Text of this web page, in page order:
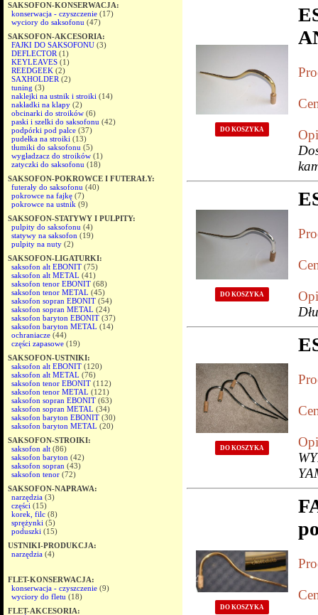
SAKSOFON-KONSERWACJA:
konserwacja - czyszczenie (17)
wyciory do saksofonu (47)
SAKSOFON-AKCESORIA:
FAJKI DO SAKSOFONU (3)
DEFLECTOR (1)
KEYLEAVES (1)
REEDGEEK (2)
SAXHOLDER (2)
tuning (3)
naklejki na ustnik i stroiki (14)
nakładki na klapy (2)
obcinarki do stroików (6)
paski i szelki do saksofonu (42)
podpórki pod palce (37)
pudełka na stroiki (13)
tłumiki do saksofonu (5)
wygładzacz do stroików (1)
zatyczki do saksofonu (18)
SAKSOFON-POKROWCE I FUTERAŁY:
futerały do saksofonu (40)
pokrowce na fajkę (7)
pokrowce na ustnik (9)
SAKSOFON-STATYWY I PULPITY:
pulpity do saksofonu (4)
statywy na saksofon (19)
pulpity na nuty (2)
SAKSOFON-LIGATURKI:
saksofon alt EBONIT (75)
saksofon alt METAL (41)
saksofon tenor EBONIT (68)
saksofon tenor METAL (45)
saksofon sopran EBONIT (54)
saksofon sopran METAL (24)
saksofon baryton EBONIT (37)
saksofon baryton METAL (14)
ochraniacze (44)
części zapasowe (19)
SAKSOFON-USTNIKI:
saksofon alt EBONIT (120)
saksofon alt METAL (76)
saksofon tenor EBONIT (112)
saksofon tenor METAL (121)
saksofon sopran EBONIT (63)
saksofon sopran METAL (34)
saksofon baryton EBONIT (30)
saksofon baryton METAL (20)
SAKSOFON-STROIKI:
saksofon alt (86)
saksofon baryton (42)
saksofon sopran (43)
saksofon tenor (72)
SAKSOFON-NAPRAWA:
narzędzia (3)
części (15)
korek, filc (8)
sprężynki (5)
poduszki (15)
USTNIKI-PRODUKCJA:
narzędzia (4)
FLET-KONSERWACJA:
konserwacja - czyszczenie (9)
wyciory do fletu (18)
FLET-AKCESORIA:
DO KOSZYKA
DO KOSZYKA
DO KOSZYKA
DO KOSZYKA